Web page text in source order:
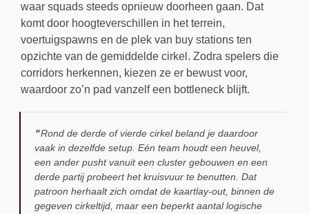
waar squads steeds opnieuw doorheen gaan. Dat
komt door hoogteverschillen in het terrein,
voertuigspawns en de plek van buy stations ten
opzichte van de gemiddelde cirkel. Zodra spelers die
corridors herkennen, kiezen ze er bewust voor,
waardoor zo’n pad vanzelf een bottleneck blijft.
Rond de derde of vierde cirkel beland je daardoor
vaak in dezelfde setup. Eén team houdt een heuvel,
een ander pusht vanuit een cluster gebouwen en een
derde partij probeert het kruisvuur te benutten. Dat
patroon herhaalt zich omdat de kaartlay-out, binnen de
gegeven cirkeltijd, maar een beperkt aantal logische